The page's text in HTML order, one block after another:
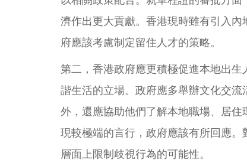
濟作出更大貢獻。香港現時雖有引入
府應該考慮制定留住人才的策略。
第二，香港政府應更積極促進本地出
諧生活的立場。政府應多舉辦文化交
外，還應協助他們了解本地職場、居
現較極端的言行，政府應該有所回應
層面上限制歧視行為的可能性。